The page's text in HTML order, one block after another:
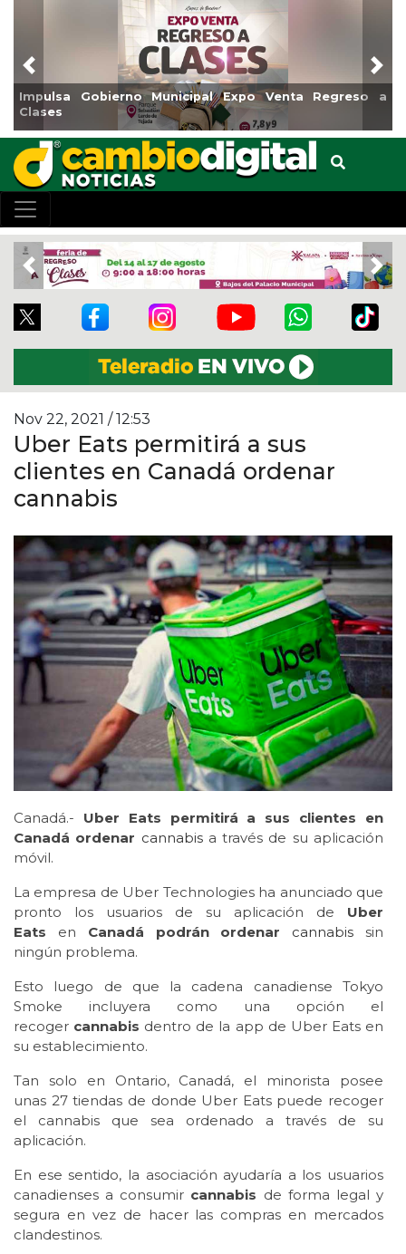
a
Reabrirá Coatzacoalcos la Alberca Semiolímpica
Centro
Previous
Previous
Nov 22, 2021 / 12:53
Uber Eats permitirá a sus
clientes en Canadá ordenar
cannabis
Canadá.- Uber Eats permitirá a sus clientes en
Canadá ordenar cannabisa través de su aplicación
móvil.
La empresa de Uber Technologies ha anunciado que
pronto los usuarios de su aplicación de Uber
Eats en Canadá podrán ordenar cannabis sin
ningún problema.
Esto luego de que la cadena canadiense Tokyo
Smoke incluyera como una opción el
recoger cannabis dentro de la app de Uber Eats en
su establecimiento.
Tan solo en Ontario, Canadá, el minorista posee
unas 27 tiendas de donde Uber Eats puede recoger
el cannabis que sea ordenado a través de su
aplicación.
En ese sentido, la asociación ayudaría a los usuarios
canadienses a consumir cannabis de forma legal y
segura en vez de hacer las compras en mercados
clandestinos.